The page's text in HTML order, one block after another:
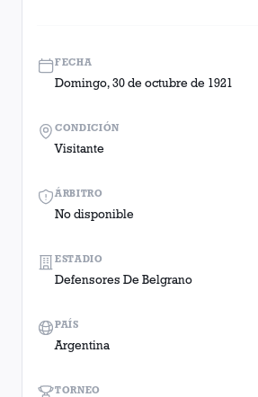
FECHA
Domingo, 30 de octubre de 1921
ÁRBITRO
No disponible
TORNEO
CONDICIÓN
Visitante
ESTADIO
Defensores De Belgrano
PAÍS
Argentina